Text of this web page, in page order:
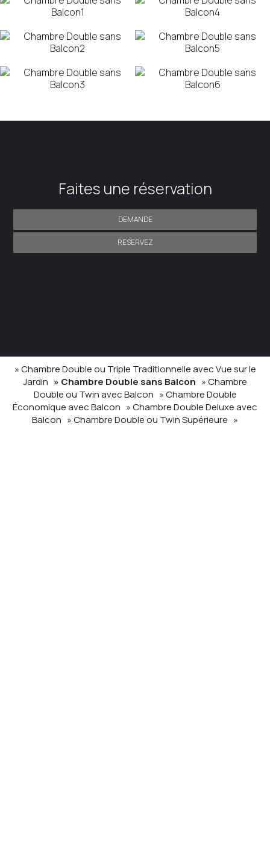
Faites une réservation
DEMANDE
RESERVEZ
» Chambre Double ou Triple Traditionnelle avec Vue sur le
Jardin » Chambre Double sans Balcon » Chambre
Double ou Twin avec Balcon » Chambre Double
Économique avec Balcon » Chambre Double Deluxe avec
Balcon » Chambre Double ou Twin Supérieure »